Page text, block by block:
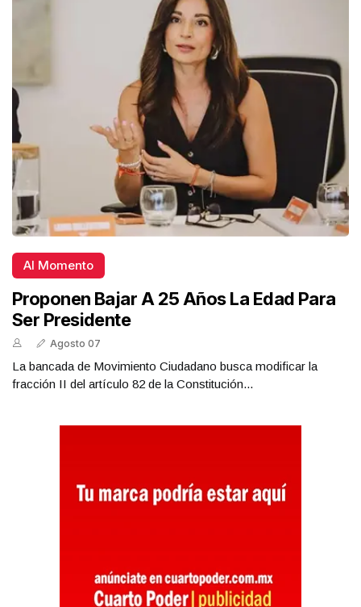
Al Momento
Proponen Bajar A 25 Años La Edad Para
Ser Presidente
Agosto 07
La bancada de Movimiento Ciudadano busca modificar la
fracción II del artículo 82 de la Constitución...